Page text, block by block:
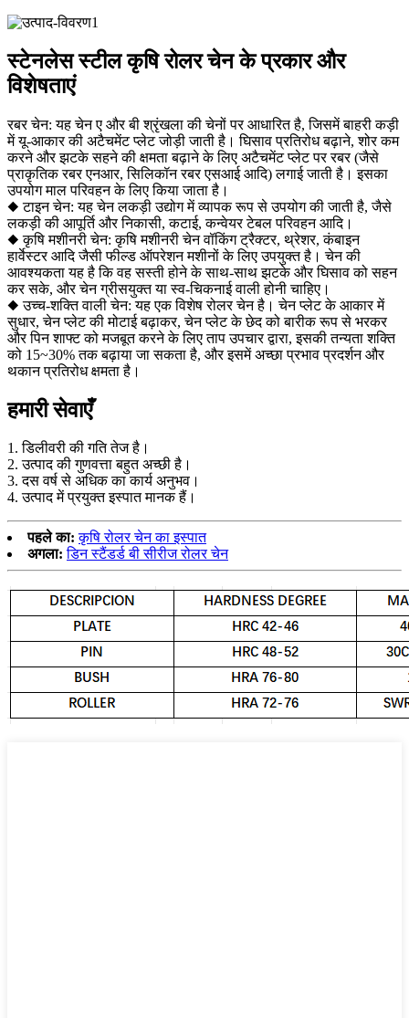
स्टेनलेस स्टील कृषि रोलर चेन के प्रकार और
विशेषताएं
रबर चेन: यह चेन ए और बी श्रृंखला की चेनों पर आधारित है, जिसमें बाहरी कड़ी
में यू-आकार की अटैचमेंट प्लेट जोड़ी जाती है। घिसाव प्रतिरोध बढ़ाने, शोर कम
करने और झटके सहने की क्षमता बढ़ाने के लिए अटैचमेंट प्लेट पर रबर (जैसे
प्राकृतिक रबर एनआर, सिलिकॉन रबर एसआई आदि) लगाई जाती है। इसका
उपयोग माल परिवहन के लिए किया जाता है।
◆ टाइन चेन: यह चेन लकड़ी उद्योग में व्यापक रूप से उपयोग की जाती है, जैसे
लकड़ी की आपूर्ति और निकासी, कटाई, कन्वेयर टेबल परिवहन आदि।
◆ कृषि मशीनरी चेन: कृषि मशीनरी चेन वॉकिंग ट्रैक्टर, थ्रेशर, कंबाइन
हार्वेस्टर आदि जैसी फील्ड ऑपरेशन मशीनों के लिए उपयुक्त है। चेन की
आवश्यकता यह है कि वह सस्ती होने के साथ-साथ झटके और घिसाव को सहन
कर सके, और चेन ग्रीसयुक्त या स्व-चिकनाई वाली होनी चाहिए।
◆ उच्च-शक्ति वाली चेन: यह एक विशेष रोलर चेन है। चेन प्लेट के आकार में
सुधार, चेन प्लेट की मोटाई बढ़ाकर, चेन प्लेट के छेद को बारीक रूप से भरकर
और पिन शाफ्ट को मजबूत करने के लिए ताप उपचार द्वारा, इसकी तन्यता शक्ति
को 15~30% तक बढ़ाया जा सकता है, और इसमें अच्छा प्रभाव प्रदर्शन और
थकान प्रतिरोध क्षमता है।
हमारी सेवाएँ
1. डिलीवरी की गति तेज है।
2. उत्पाद की गुणवत्ता बहुत अच्छी है।
3. दस वर्ष से अधिक का कार्य अनुभव।
4. उत्पाद में प्रयुक्त इस्पात मानक हैं।
पहले का: कृषि रोलर चेन का इस्पात
अगला: डिन स्टैंडर्ड बी सीरीज रोलर चेन